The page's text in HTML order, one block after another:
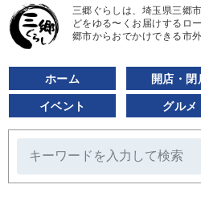
三郷ぐらしは、埼玉県三郷
どをゆる〜くお届けするロ
郷市からおでかけできる市
ホーム 開店・閉
イベント グルメ